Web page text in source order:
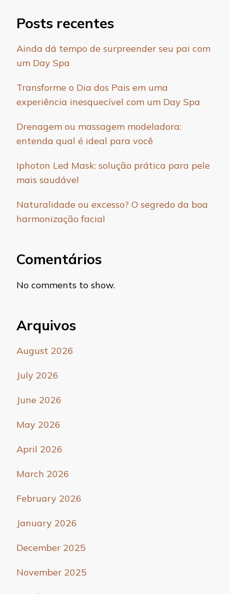
Posts recentes
Ainda dá tempo de surpreender seu pai com
um Day Spa
Transforme o Dia dos Pais em uma
experiência inesquecível com um Day Spa
Drenagem ou massagem modeladora:
entenda qual é ideal para você
Iphoton Led Mask: solução prática para pele
mais saudável
Naturalidade ou excesso? O segredo da boa
harmonização facial
Comentários
No comments to show.
Arquivos
August 2026
July 2026
June 2026
May 2026
April 2026
March 2026
February 2026
January 2026
December 2025
November 2025